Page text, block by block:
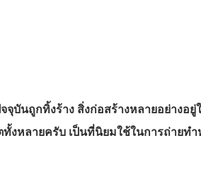
จุบันถูกทิ้งร้าง สิ่งก่อสร้างหลายอย่างอยู่
งหลายครับ เป็นที่นิยมใช้ในการถ่ายทำ